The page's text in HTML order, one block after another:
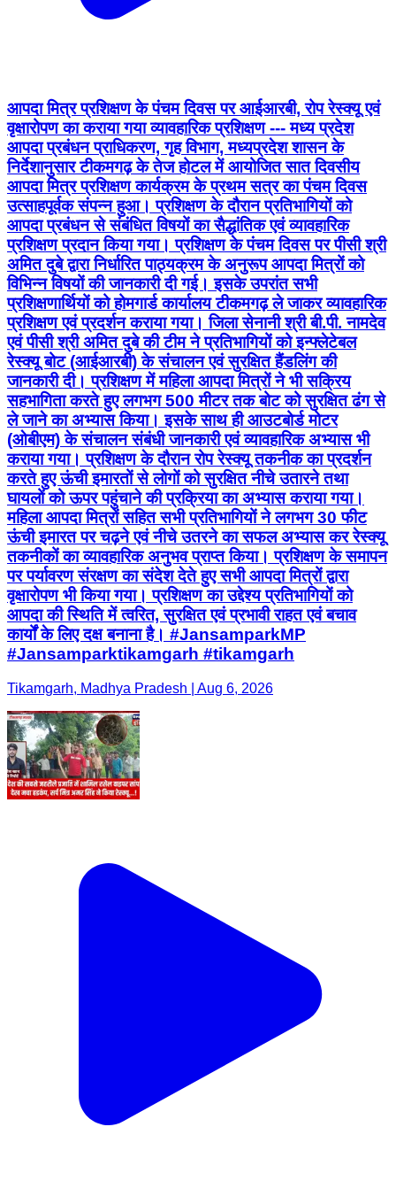
आपदा मित्र प्रशिक्षण के पंचम दिवस पर आईआरबी, रोप रेस्क्यू एवं
वृक्षारोपण का कराया गया व्यावहारिक प्रशिक्षण --- मध्य प्रदेश
आपदा प्रबंधन प्राधिकरण, गृह विभाग, मध्यप्रदेश शासन के
निर्देशानुसार टीकमगढ़ के तेज होटल में आयोजित सात दिवसीय
आपदा मित्र प्रशिक्षण कार्यक्रम के प्रथम सत्र का पंचम दिवस
उत्साहपूर्वक संपन्न हुआ। प्रशिक्षण के दौरान प्रतिभागियों को
आपदा प्रबंधन से संबंधित विषयों का सैद्धांतिक एवं व्यावहारिक
प्रशिक्षण प्रदान किया गया। प्रशिक्षण के पंचम दिवस पर पीसी श्री
अमित दुबे द्वारा निर्धारित पाठ्यक्रम के अनुरूप आपदा मित्रों को
विभिन्न विषयों की जानकारी दी गई। इसके उपरांत सभी
प्रशिक्षणार्थियों को होमगार्ड कार्यालय टीकमगढ़ ले जाकर व्यावहारिक
प्रशिक्षण एवं प्रदर्शन कराया गया। जिला सेनानी श्री बी.पी. नामदेव
एवं पीसी श्री अमित दुबे की टीम ने प्रतिभागियों को इन्फ्लेटेबल
रेस्क्यू बोट (आईआरबी) के संचालन एवं सुरक्षित हैंडलिंग की
जानकारी दी। प्रशिक्षण में महिला आपदा मित्रों ने भी सक्रिय
सहभागिता करते हुए लगभग 500 मीटर तक बोट को सुरक्षित ढंग से
ले जाने का अभ्यास किया। इसके साथ ही आउटबोर्ड मोटर
(ओबीएम) के संचालन संबंधी जानकारी एवं व्यावहारिक अभ्यास भी
कराया गया। प्रशिक्षण के दौरान रोप रेस्क्यू तकनीक का प्रदर्शन
करते हुए ऊंची इमारतों से लोगों को सुरक्षित नीचे उतारने तथा
घायलों को ऊपर पहुंचाने की प्रक्रिया का अभ्यास कराया गया।
महिला आपदा मित्रों सहित सभी प्रतिभागियों ने लगभग 30 फीट
ऊंची इमारत पर चढ़ने एवं नीचे उतरने का सफल अभ्यास कर रेस्क्यू
तकनीकों का व्यावहारिक अनुभव प्राप्त किया। प्रशिक्षण के समापन
पर पर्यावरण संरक्षण का संदेश देते हुए सभी आपदा मित्रों द्वारा
वृक्षारोपण भी किया गया। प्रशिक्षण का उद्देश्य प्रतिभागियों को
आपदा की स्थिति में त्वरित, सुरक्षित एवं प्रभावी राहत एवं बचाव
कार्यों के लिए दक्ष बनाना है। #JansamparkMP
#Jansamparktikamgarh #tikamgarh
Tikamgarh, Madhya Pradesh | Aug 6, 2026